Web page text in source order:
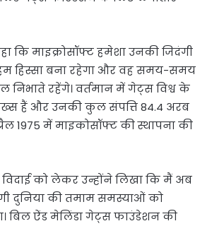
कि माइक्रोसॉफ्ट हमेशा उनकी जिदंगी
हिस्सा बना रहेगा और वह समय-समय
निभाते रहेंगे। वर्तमान में गेट्स विश्व के
हैं और उनकी कुल संपत्ति 84.4 अरब
1975 में माइकोसॉफ्ट की स्थापना की
को लेकर उन्होंने लिखा कि मैं अब
दुनिया की तमाम समस्याओं को
बिल ऐंड मेलिंडा गेट्स फाउंडेशन की